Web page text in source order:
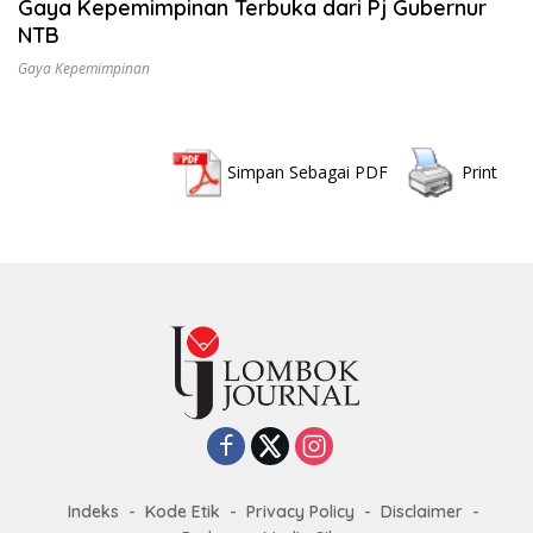
Gaya Kepemimpinan Terbuka dari Pj Gubernur
NTB
Gaya Kepemimpinan
Simpan Sebagai PDF Print
Indeks Kode Etik Privacy Policy
Disclaimer